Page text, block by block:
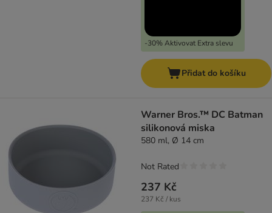
-30% Aktivovat Extra slevu
Přidat do košíku
Warner Bros.™ DC Batman
silikonová miska
580 ml, Ø 14 cm
237 Kč
237 Kč / kus
Not Rated